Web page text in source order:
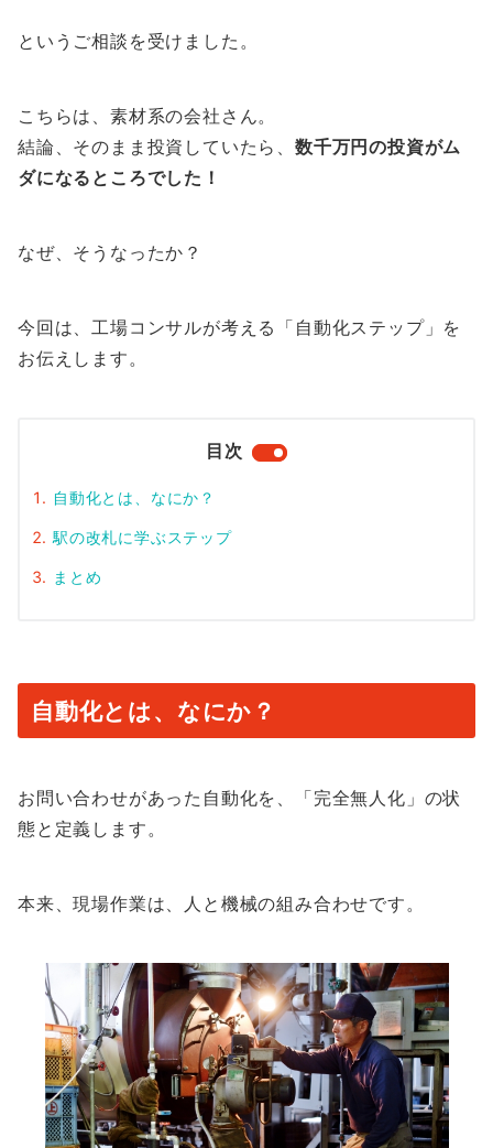
というご相談を受けました。
こちらは、素材系の会社さん。
結論、そのまま投資していたら、 数千万円の投資がム
ダになるところでした！
なぜ、そうなったか？
今回は、工場コンサルが考える「自動化ステップ」を
お伝えします。
目次
自動化とは、なにか？
駅の改札に学ぶステップ
まとめ
自動化とは、なにか？
お問い合わせがあった自動化を、「完全無人化」の状
態と定義します。
本来、現場作業は、人と機械の組み合わせです。